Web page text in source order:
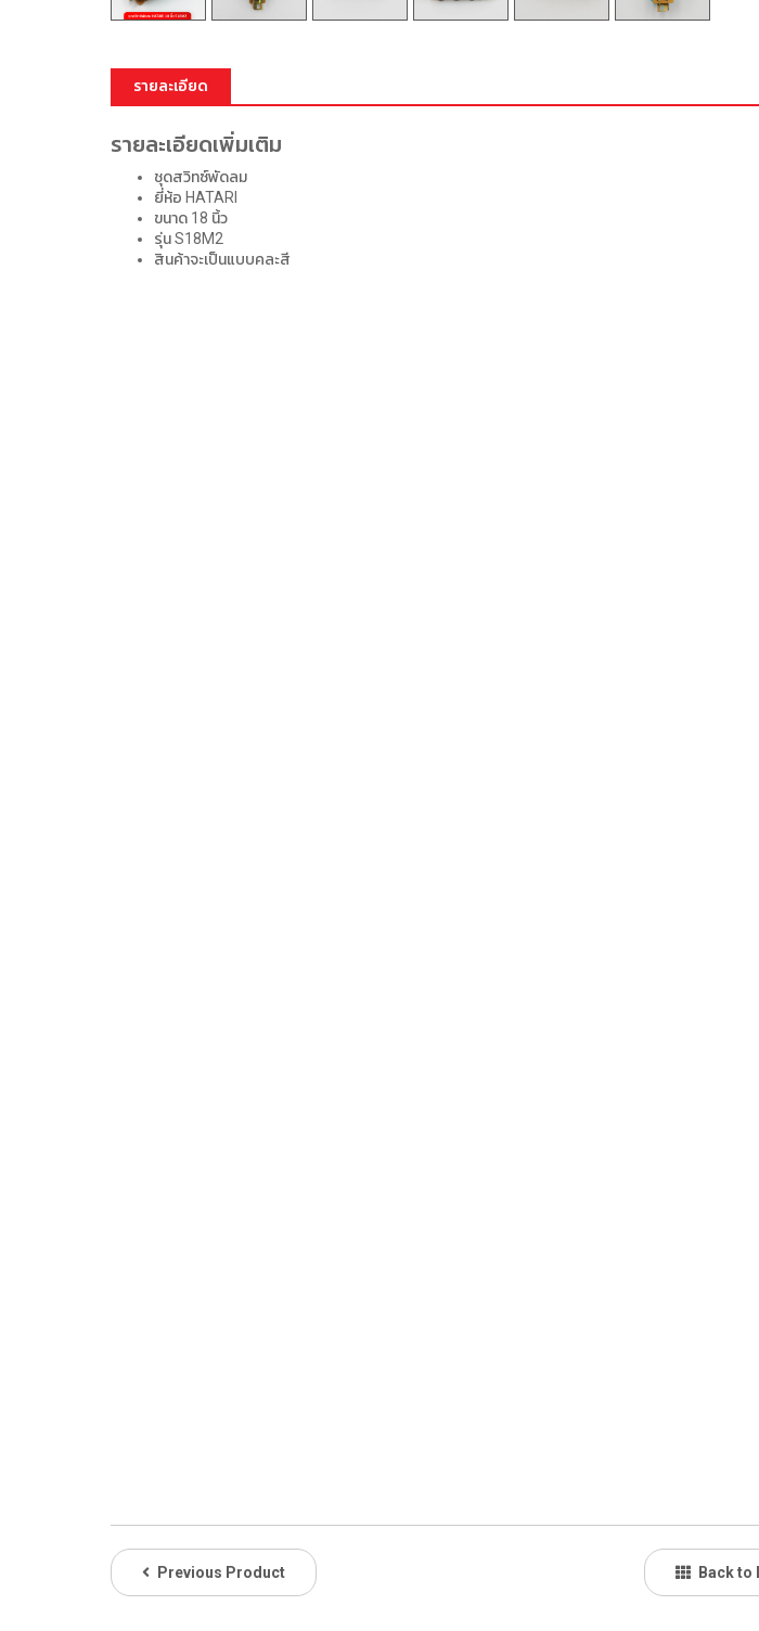
รายละเอียด
รายละเอียดเพิ่มเติม
ชุดสวิทซ์พัดลม
ยี่ห้อ HATARI
ขนาด 18 นิ้ว
รุ่น S18M2
สินค้าจะเป็นแบบคละสี
Previous Product Back to